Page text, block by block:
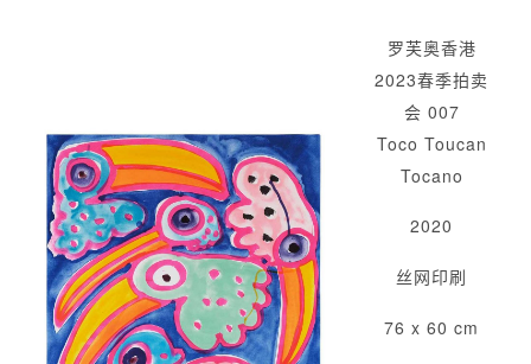
罗芙奥香港
2023春季拍卖
会 007
Toco Toucan
Tocano
2020
丝网印刷
76 x 60 cm